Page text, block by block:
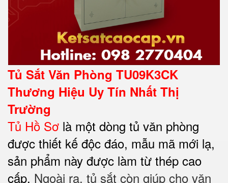
Tủ Sắt Văn Phòng TU09K3CK
Thương Hiệu Uy Tín Nhất Thị
Trường
Tủ Hồ Sơ là một dòng tủ văn phòng
được thiết kế độc đáo, mẫu mã mới lạ,
sản phẩm này được làm từ thép cao
cấp. Ngoài ra, tủ sắt còn giúp cho văn